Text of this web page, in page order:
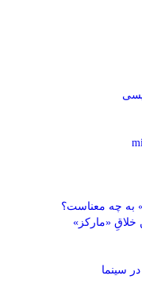
خلاقِ «مارکز»
سینما